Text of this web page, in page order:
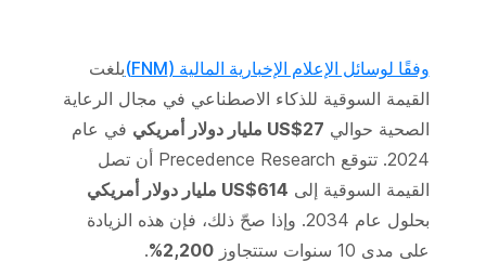
وفقًا لوسائل الإعلام الإخبارية المالية (FNM)
بلغت
القيمة السوقية للذكاء الاصطناعي في مجال الرعاية
الصحية حوالي US$27 مليار دولار أمريكي
في عام
2024. تتوقع Precedence Research أن تصل
القيمة السوقية إلى US$614 مليار دولار أمريكي
بحلول عام 2034. وإذا صحّ ذلك، فإن هذه الزيادة
على مدى 10 سنوات ستتجاوز
2,200%
.